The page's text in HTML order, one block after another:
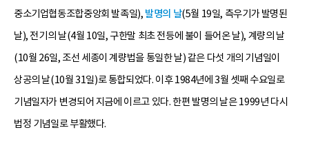
중소기업협동조합중앙회 발족일), 발명의 날(5월 19일, 측우기가 발명된
날), 전기의 날(4월 10일, 구한말 최초 전등에 불이 들어온 날), 계량의 날
(10월 26일, 조선 세종이 계량법을 통일한 날) 같은 다섯 개의 기념일이
상공의 날(10월 31일)로 통합되었다. 이후 1984년에 3월 셋째 수요일로
기념일자가 변경되어 지금에 이르고 있다. 한편 발명의 날은 1999년 다시
법정 기념일로 부활했다.